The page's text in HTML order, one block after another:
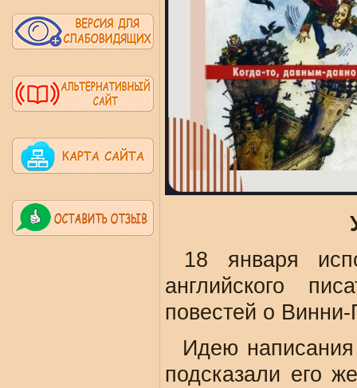
18 января
английского
повестей о
Идею написания
подсказали его